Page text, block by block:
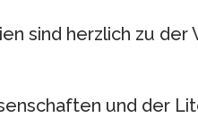
sind herzlich zu der
und der